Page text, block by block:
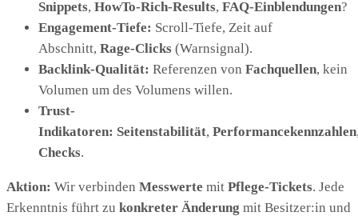
Snippets, HowTo-Rich-Results, FAQ-Einblendungen?
Engagement-Tiefe: Scroll-Tiefe, Zeit auf
Abschnitt, Rage-Clicks (Warnsignal).
Backlink-Qualität: Referenzen von Fachquellen, kein
Volumen um des Volumens willen.
Trust-
Indikatoren: Seitenstabilität, Performancekennzahlen
Checks.
Aktion: Wir verbinden Messwerte mit Pflege-Tickets. Jede
Erkenntnis führt zu konkreter Änderung mit Besitzer:in und